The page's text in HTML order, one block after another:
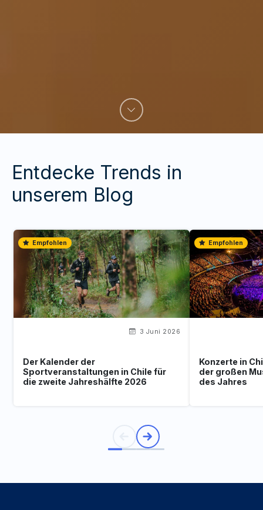
Entdecke Trends in
unserem Blog
Empfohlen
3 Juni 2026
Der Kalender der
Sportveranstaltungen in Chile für
die zweite Jahreshälfte 2026
Empfohlen
Konzerte in
der großen
des Jahres